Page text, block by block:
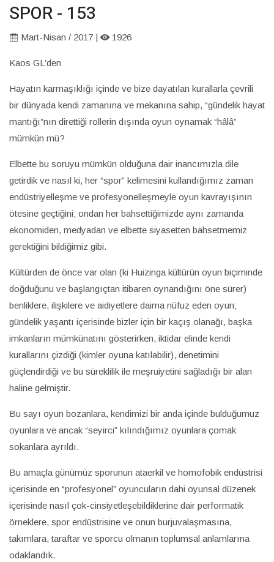
SPOR - 153
Mart-Nisan / 2017 | 1926
Kaos GL’den
Hayatın karmaşıklığı içinde ve bize dayatılan kurallarla çevrili
bir dünyada kendi zamanına ve mekanına sahip, “gündelik hayat
mantığı”nın direttiği rollerin dışında oyun oynamak “hâlâ”
mümkün mü?
Elbette bu soruyu mümkün olduğuna dair inancımızla dile
getirdik ve nasıl ki, her “spor” kelimesini kullandığımız zaman
endüstriyelleşme ve profesyonelleşmeyle oyun kavrayışının
ötesine geçtiğini; ondan her bahsettiğimizde aynı zamanda
ekonomiden, medyadan ve elbette siyasetten bahsetmemiz
gerektiğini bildiğimiz gibi.
Kültürden de önce var olan (ki Huizinga kültürün oyun biçiminde
doğduğunu ve başlangıçtan itibaren oynandığını öne sürer)
benliklere, ilişkilere ve aidiyetlere daima nüfuz eden oyun;
gündelik yaşantı içerisinde bizler için bir kaçış olanağı, başka
imkanların mümkünatını gösterirken, iktidar elinde kendi
kurallarını çizdiği (kimler oyuna katılabilir), denetimini
güçlendirdiği ve bu süreklilik ile meşruiyetini sağladığı bir alan
haline gelmiştir.
Bu sayı oyun bozanlara, kendimizi bir anda içinde bulduğumuz
oyunlara ve ancak “seyirci” kılındığımız oyunlara çomak
sokanlara ayrıldı.
Bu amaçla günümüz sporunun ataerkil ve homofobik endüstrisi
içerisinde en “profesyonel” oyuncuların dahi oyunsal düzenek
içerisinde nasıl çok-cinsiyetleşebildiklerine dair performatik
örneklere, spor endüstrisine ve onun burjuvalaşmasına,
takımlara, taraftar ve sporcu olmanın toplumsal anlamlarına
odaklandık.